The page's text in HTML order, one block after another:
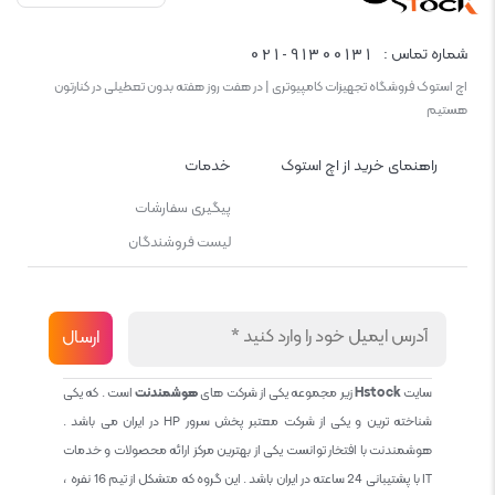
شماره تماس : 021-91300131
اچ استوک فروشگاه تجهیزات کامپیوتری | در هفت روز هفته بدون تعطیلی در کنارتون
هستیم
راهنمای خرید از اچ استوک خدمات
پیگیری سفارشات
لیست فروشندگان
سایتHstockزیر مجموعه یکی از شرکت هایهوشمندنتاست . که یکی
شناخته ترین و یکی از شرکت معتبر پخش سرور HP در ایران می باشد .
هوشمندنت با افتخار توانست یکی از بهترین مرکز ارائه محصولات و خدمات
IT با پشتیبانی 24 ساعته در ایران باشد . این گروه که متشکل از تیم 16 نفره ،